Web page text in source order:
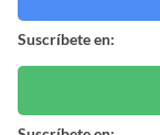
Suscríbete en: